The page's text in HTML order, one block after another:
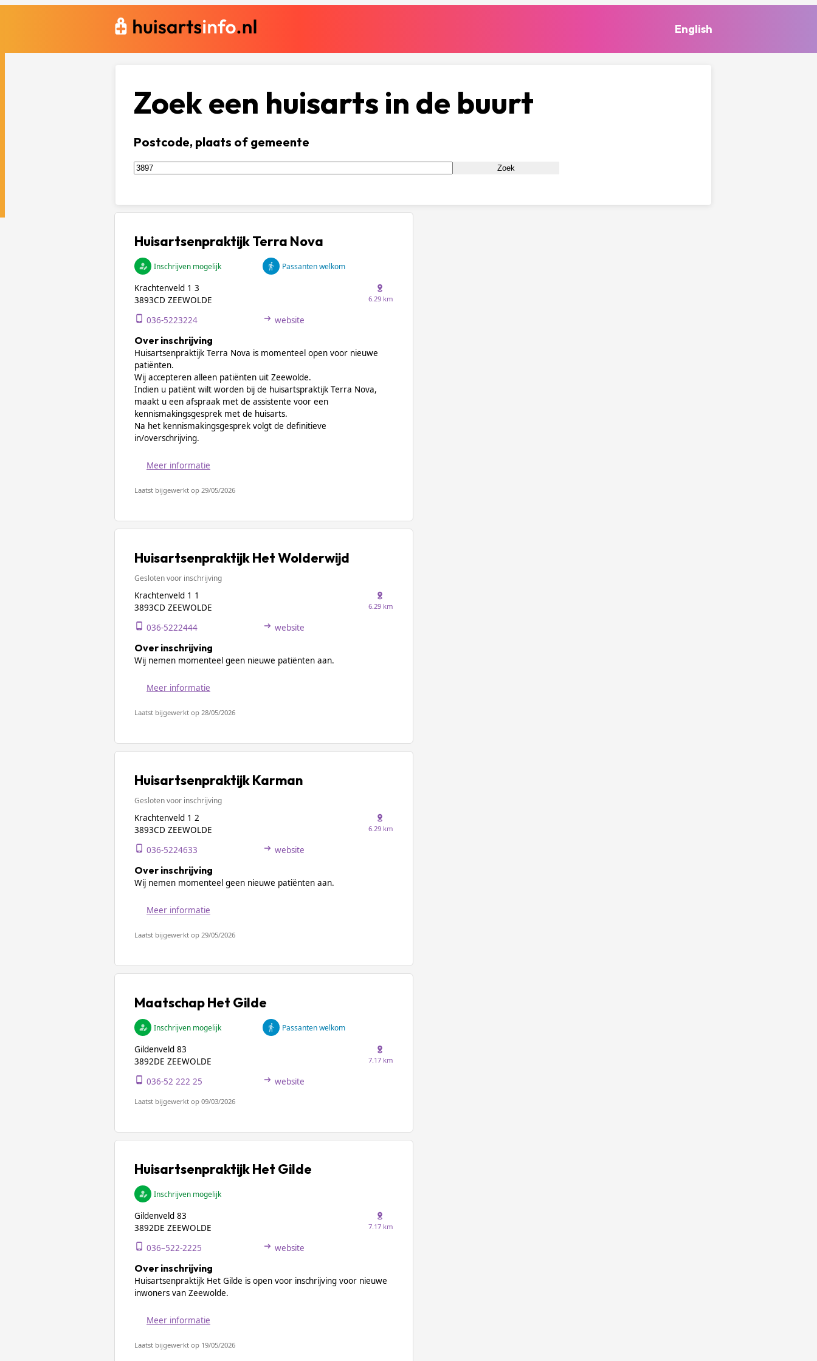
English
Zoek een huisarts in de buurt
Postcode, plaats of gemeente
Zoek
Huisartsenpraktijk Terra Nova
Inschrijven mogelijk Passanten welkom
Krachtenveld 1 3
3893CD ZEEWOLDE
6.29 km
036-5223224 website
Over inschrijving
Huisartsenpraktijk Terra Nova is momenteel open voor nieuwe
patiënten.
Wij accepteren alleen patiënten uit Zeewolde.
Indien u patiënt wilt worden bij de huisartspraktijk Terra Nova,
maakt u een afspraak met de assistente voor een
kennismakingsgesprek met de huisarts.
Na het kennismakingsgesprek volgt de definitieve
in/overschrijving.
Meer informatie
Laatst bijgewerkt op 29/05/2026
Huisartsenpraktijk Het Wolderwijd
Gesloten voor inschrijving
Krachtenveld 1 1
3893CD ZEEWOLDE
6.29 km
036-5222444 website
Over inschrijving
Wij nemen momenteel geen nieuwe patiënten aan.
Meer informatie
Laatst bijgewerkt op 28/05/2026
Huisartsenpraktijk Karman
Gesloten voor inschrijving
Krachtenveld 1 2
3893CD ZEEWOLDE
6.29 km
036-5224633 website
Over inschrijving
Wij nemen momenteel geen nieuwe patiënten aan.
Meer informatie
Laatst bijgewerkt op 29/05/2026
Maatschap Het Gilde
Inschrijven mogelijk Passanten welkom
Gildenveld 83
3892DE ZEEWOLDE
7.17 km
036-52 222 25 website
Laatst bijgewerkt op 09/03/2026
Huisartsenpraktijk Het Gilde
Inschrijven mogelijk
Gildenveld 83
3892DE ZEEWOLDE
7.17 km
036–522-2225 website
Over inschrijving
Huisartsenpraktijk Het Gilde is open voor inschrijving voor nieuwe
inwoners van Zeewolde.
Meer informatie
Laatst bijgewerkt op 19/05/2026